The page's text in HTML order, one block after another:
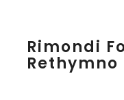
Rimondi
Rethymno